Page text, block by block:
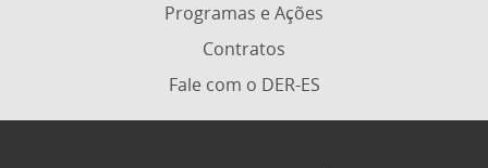
Programas e Ações
Contratos
Fale com o DER-ES